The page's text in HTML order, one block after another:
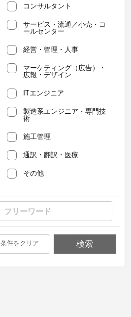
コンサルタント
サービス・流通／小売・コ
ールセンター
経営・管理・人事
マーケティング（広告）・
広報・デザイン
ITエンジニア
製造系エンジニア・専門技
術
施工管理
通訳・翻訳・医療
その他
条件をクリア 検索